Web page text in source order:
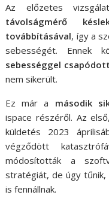
Az előzetes
távolságmérő
továbbításával, így a
sebességét. Ennek
sebességgel
nem sikerült.
Ez már a második
ispace részéről. Az első,
küldetés 2023
végződött
módosították a
stratégiát, de úgy tűnik,
is fennállnak.